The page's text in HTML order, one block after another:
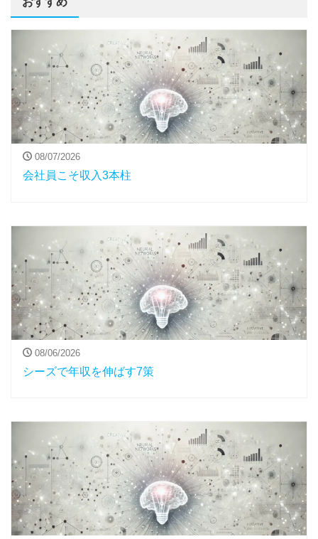
08/07/2026
会社員こそ収入3本柱
08/06/2026
シーズで年収を伸ばす7策